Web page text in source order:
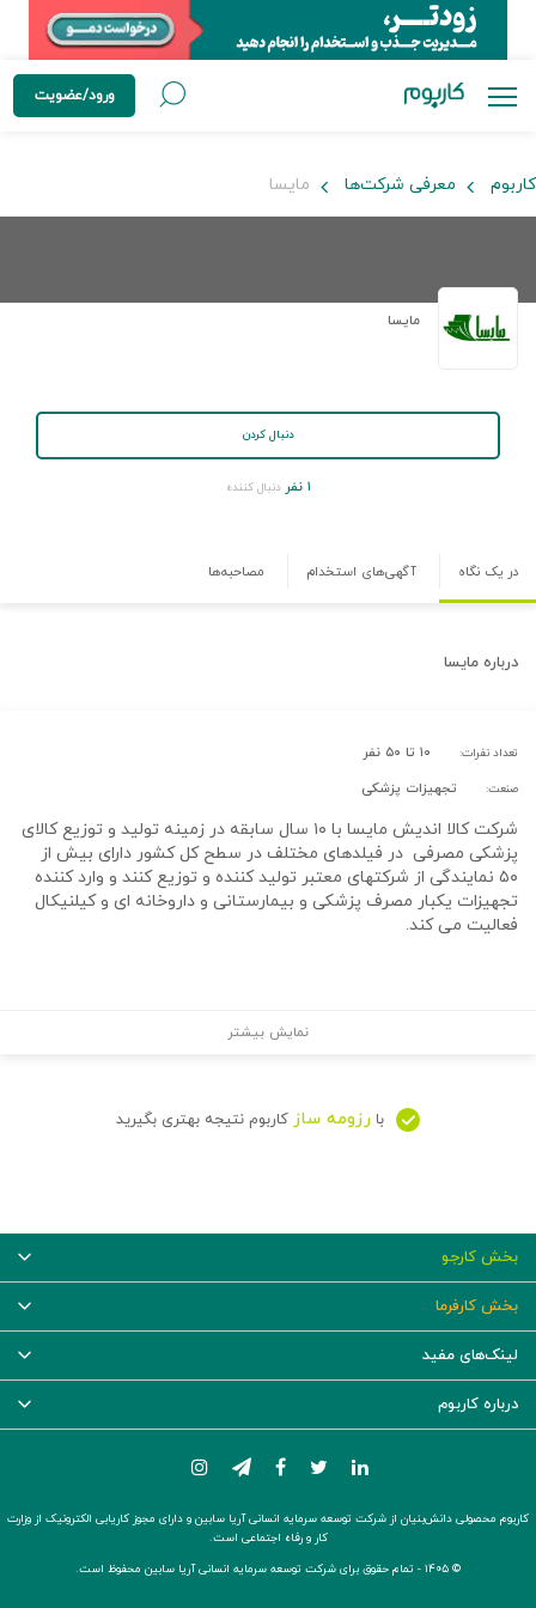
ورود/عضویت
کاربوم معرفی شرکت‌ها مایسا
مایسا
دنبال کردن
۱ نفر دنبال کننده
در یک نگاه آگهی‌های استخدام مصاحبه‌ها
درباره مایسا
تعداد نفرات: ۱۰ تا ۵۰ نفر
صنعت: تجهیزات پزشکی
شرکت کالا اندیش مایسا با ۱۰ سال سابقه در زمینه تولید و توزیع کالای
پزشکی مصرفی در فیلدهای مختلف در سطح کل کشور دارای بیش از
۵۰ نمایندگی از شرکتهای معتبر تولید کننده و توزیع کنند و وارد کننده
تجهیزات یکبار مصرف پزشکی و بیمارستانی و داروخانه ای و کیلنیکال
فعالیت می کند.
نمایش بیشتر
با رزومه ساز کاربوم نتیجه بهتری بگیرید
بخش کارجو
بخش کارفرما
لینک‌های مفید
درباره کاربوم
کاربوم محصولی دانش‌بنیان از شرکت توسعه سرمایه انسانی آریا سابین و دارای مجوز کاریابی الکترونیک از وزارت
کار و رفاه اجتماعی است.
© ۱۴۰۵ -
تمام حقوق برای شرکت توسعه سرمایه انسانی آریا سابین محفوظ است.